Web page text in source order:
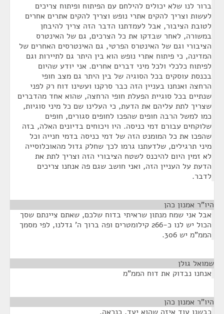
ברור לנו שלא יכולים להילחם עם הפיתוח ופיתוח צריכים
לעשות וצריך להקים אתרי נופש וצריך להקים אתרים אחרים
לטובת הציבור, אבל לעמדתנו הדבר הזה צריך להיבחן
במשורה, לאחר שבדקו את כל הצרכים, גם של האינטרס
הציבורי וגם של האינטרס הפרטי, גם האינטרסים האחרים של
המדינה, כי פיתוח אתרי נופש הוא בין היתר גם לתיירות וגם
לפיתוח כלכלי ולכל מיני דברים אחרים. אני יודע שהיום
בכנסת עוסקים בכל הסוגיה של בין היתר גם מצב חופי
הרחצה ואנחנו בעניין הזה כבר סרקנו ועשינו דוח רק לפני
שנתיים בכל סוגיית הפעלת חופי הרחצה, שהוא אחד מהדברים
שצריך לתת עליהם את הדעת, כי העלינו שם כל מיני סוגיות,
כמו למשל הרבה חופים שהפכו לחופים סגורים, חופים
שלוקחים עבורם דמי כניסה. היו ויכוחים בדיונים האלה, בזה
שהפכו את כל המומנט הזה של דמי כניסה בדמי חנייה וכל
מיני תרגילים, שלדעתנו גרמו לכך שחלק גדול מהאוכלוסייה
לא זמין היום להיכנס לשטח הציבורי הזה וצריך לתת את
הדעת על העניין הזה, ואני חושב שגם פה אנחנו צריכים
לדבר.
היו"ר אמנון כהן
אבל אני שמח מנתון שראיתי בדוח שלכם, שאתם ציינתם שסך
הכול יש לנו כ-266 קילומטרים ופה ברוך ה' גדלנו, לפי מסמך
הממ"מ יש 306.
שמואל גולן
אנחנו נבדוק את דוח הממ"מ
היו"ר אמנון כהן